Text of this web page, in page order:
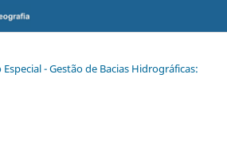
- Gestão de Bacias Hidrográficas: